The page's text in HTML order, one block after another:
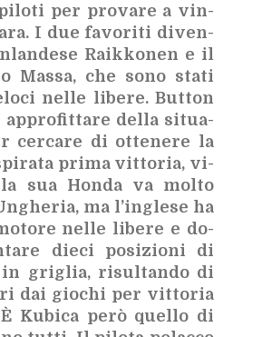
per pro­va­re a vin­
I due fa­vo­ri­ti di­ven­
Raik­ko­nen e il
Mas­sa, che sono sta­ti
nel­le li­be­re. But­ton
ap­pro­fit­ta­re del­la si­tua­
cer­ca­re di ot­te­ne­re la
pri­ma vit­to­ria, vi­
sua Hon­da va mol­to
ma l’in­gle­se ha
nel­le li­be­re e do­
die­ci po­si­zio­ni di
in gri­glia, ri­sul­tan­do di
dai gio­chi per vit­to­ria
Ku­bi­ca però quel­lo di